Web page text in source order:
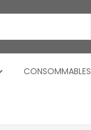
CONSOMMABLES